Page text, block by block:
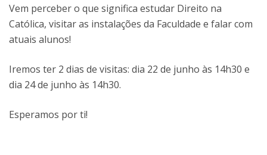
Vem perceber o que significa estudar Direito na
Católica, visitar as instalações da Faculdade e falar com
atuais alunos!
Iremos ter 2 dias de visitas: dia 22 de junho às 14h30 e
dia 24 de junho às 14h30.
Esperamos por ti!